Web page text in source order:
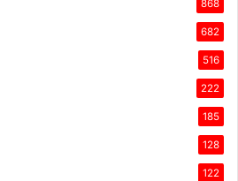
868
682
516
222
185
128
122